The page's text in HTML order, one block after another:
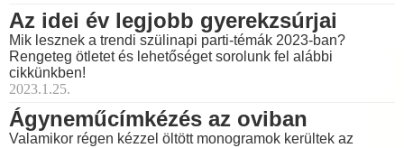
Az idei év legjobb gyerekzsúrjai
Mik lesznek a trendi szülinapi parti-témák 2023-ban?
Rengeteg ötletet és lehetőséget sorolunk fel alábbi
cikkünkben!
2023.1.25.
Ágyneműcímkézés az oviban
Valamikor régen kézzel öltött monogramok kerültek az